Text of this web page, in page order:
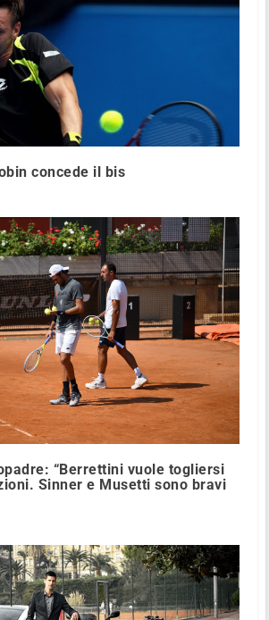
concede il bis
“Berrettini vuole togliersi
Sinner e Musetti sono bravi